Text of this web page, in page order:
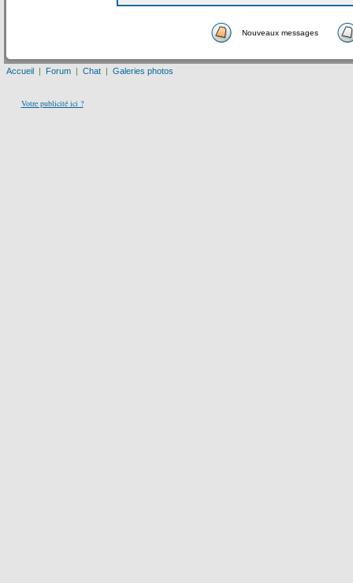
Nouveaux messages
Accueil | Forum | Chat | Galeries photos
Votre publicité ici ?